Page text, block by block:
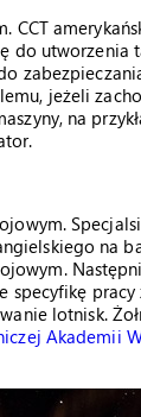
do
jeżeli
na
na
specyfikę
lotnisk.
Akademii